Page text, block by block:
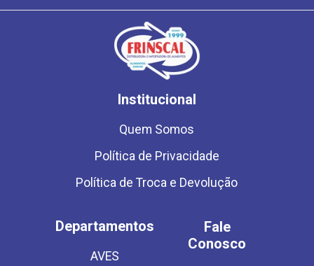
Institucional
Quem Somos
Política de Privacidade
Política de Troca e Devolução
Departamentos
AVES
Fale
Conosco